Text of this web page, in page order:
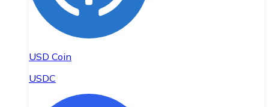
USD Coin
USDC